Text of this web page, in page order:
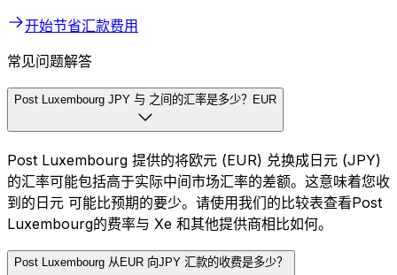
开始节省汇款费用
常见问题解答
Post Luxembourg JPY 与 之间的汇率是多少？EUR
Post Luxembourg 提供的将欧元 (EUR) 兑换成日元 (JPY)
的汇率可能包括高于实际中间市场汇率的差额。这意味着您收
到的日元 可能比预期的要少。请使用我们的比较表查看Post
Luxembourg的费率与 Xe 和其他提供商相比如何。
Post Luxembourg 从EUR 向JPY 汇款的收费是多少？